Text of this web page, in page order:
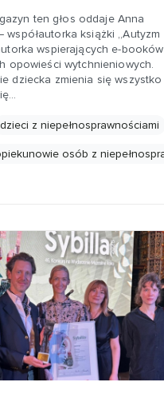
ten głos oddaje Anna
współautorka książki „Autyzm
wspierających e-booków
opowieści wytchnieniowych.
dziecka zmienia się wszystko
dzieci z niepełnosprawnościami